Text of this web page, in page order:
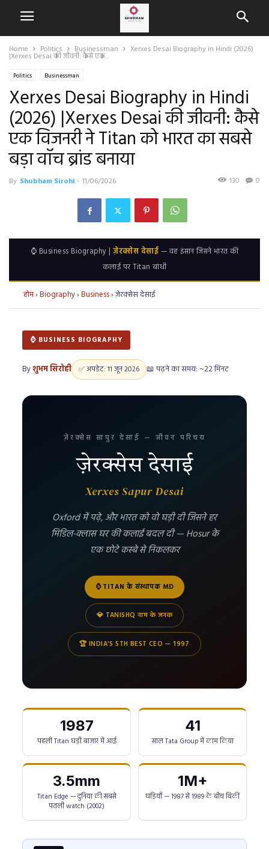
Home Politics Businessman Xerxes Desai Biography in Hindi (2026)
|Xerxes Desai की जीवनी: कैसे एक...
Politics Businessman
Xerxes Desai Biography in Hindi
(2026) |Xerxes Desai की जीवनी: कैसे
एक विजनरी ने Titan को भारत का सबसे
बड़ा वॉच ब्रांड बनाया
By Shubham Sirohi - 11/06/2026 0
130
⌚ Business Biography | ज़ेरक्सेस देसाई — वह इंसान जिसने भारत की
कलाई पर Titan बांधी
होम›Biography›Business›ज़ेरक्सेस देसाई
⌚ BUSINESS BIOGRAPHY
Byशुभम सिरोही ✅ अपडेट: 11 जून 2026 📖 पढ़ने का समय: ~22 मिनट
ज़ेरक्सेस सापुर देसाई — जीवन परिचय
ज़ेरक्सेस देसाई
Xerxes Sapur Desai
Oxford में पढ़े, और भारत को वो घड़ी दी जिसने हर
मिडिल-क्लास घर की कलाई बदल दी — Hosur के
एक छोटे कस्बे से निकलकर
⌚ TITAN के संस्थापक MD
💎 TANISHQ नाम के जनक
🏆 INDIA’S 5TH BEST CEO — 1997
1987
पहली Titan घड़ी बाज़ार में आई
41
साल Tata Group में काम किया
3.5mm
Titan Edge — दुनिया की सबसे
पतली watch (2002)
1M+
घड़ियाँ — 1987 से 1989 के बीच बिकीं